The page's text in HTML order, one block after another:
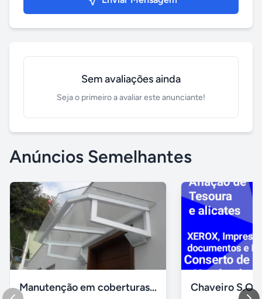
Sem avaliações ainda
Seja o primeiro a avaliar este anunciante!
Anúncios Semelhantes
Manutenção em coberturas de vidro e policarbonato